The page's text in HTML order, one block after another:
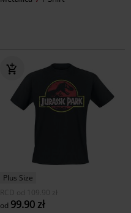
Plus Size
RCD
od 109.90 zł
od 99.90 zł